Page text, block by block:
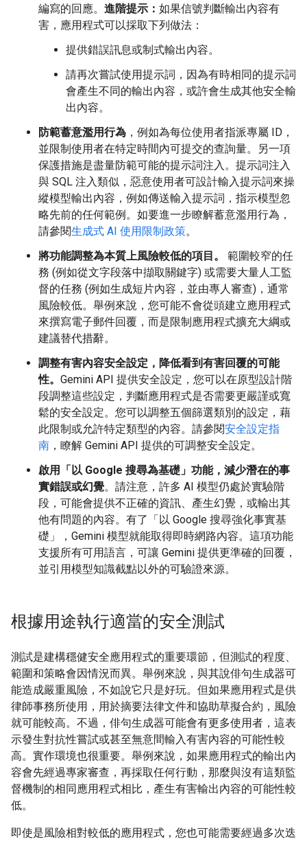
編寫的回應。 進階提示： 如果信號判斷輸出內容有
害，應用程式可以採取下列做法：
提供錯誤訊息或制式輸出內容。
請再次嘗試使用提示詞，因為有時相同的提示詞
會產生不同的輸出內容，或許會生成其他安全輸
出內容。
防範蓄意濫用行為 ，例如為每位使用者指派專屬 ID，
並限制使用者在特定時間內可提交的查詢量。另一項
保護措施是盡量防範可能的提示詞注入。提示詞注入
與 SQL 注入類似，惡意使用者可設計輸入提示詞來操
縱模型輸出內容，例如傳送輸入提示詞，指示模型忽
略先前的任何範例。如要進一步瞭解蓄意濫用行為，
請參閱生成式 AI 使用限制政策。
將功能調整為本質上風險較低的項目。
範圍較窄的任
務 (例如從文字段落中擷取關鍵字) 或需要大量人工監
督的任務 (例如生成短片內容，並由專人審查)，通常
風險較低。舉例來說，您可能不會從頭建立應用程式
來撰寫電子郵件回覆，而是限制應用程式擴充大綱或
建議替代措辭。
調整有害內容安全設定，降低看到有害回覆的可能
性。 Gemini API 提供安全設定，您可以在原型設計階
段調整這些設定，判斷應用程式是否需要更嚴謹或寬
鬆的安全設定。您可以調整五個篩選類別的設定，藉
此限制或允許特定類型的內容。請參閱安全設定指
南 ，瞭解 Gemini API 提供的可調整安全設定。
啟用「以 Google 搜尋為基礎」功能，減少潛在的事
實錯誤或幻覺。請注意，許多 AI 模型仍處於實驗階
段，可能會提供不正確的資訊、產生幻覺，或輸出其
他有問題的內容。有了「以 Google 搜尋強化事實基
礎」，Gemini 模型就能取得即時網路內容。這項功能
支援所有可用語言，可讓 Gemini 提供更準確的回覆，
並引用模型知識截點以外的可驗證來源。
根據用途執行適當的安全測試
測試是建構穩健安全應用程式的重要環節，但測試的程度、
範圍和策略會因情況而異。舉例來說，與其說俳句生成器可
能造成嚴重風險，不如說它只是好玩。但如果應用程式是供
律師事務所使用，用於摘要法律文件和協助草擬合約，風險
就可能較高。不過，俳句生成器可能會有更多使用者，這表
示發生對抗性嘗試或甚至無意間輸入有害內容的可能性較
高。實作環境也很重要。舉例來說，如果應用程式的輸出內
容會先經過專家審查，再採取任何行動，那麼與沒有這類監
督機制的相同應用程式相比，產生有害輸出內容的可能性較
低。
即使是風險相對較低的應用程式，您也可能需要經過多次迭